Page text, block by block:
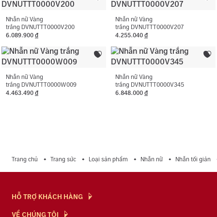
Màu đá phụ:
Trắng
Hình dạng đá phụ:
Hình tròn
vàng.
Nhẫn nữ Vàng
trắng DVNUTTT0000V200
6.089.900 đ
Nhẫn nữ Vàng
trắng DVNUTTT0000V207
4.255.040 đ
Nhẫn nữ Vàng
trắng DVNUTTT0000W009
4.463.490 đ
Nhẫn nữ Vàng
trắng DVNUTTT0000V345
6.848.000 đ
Trang chủ Trang sức Loại sản phẩm Nhẫn nữ Nhẫn tối giản
HỖ TRỢ KHÁCH HÀNG
Hỏi & Đáp
VỀ CHÚNG TÔI